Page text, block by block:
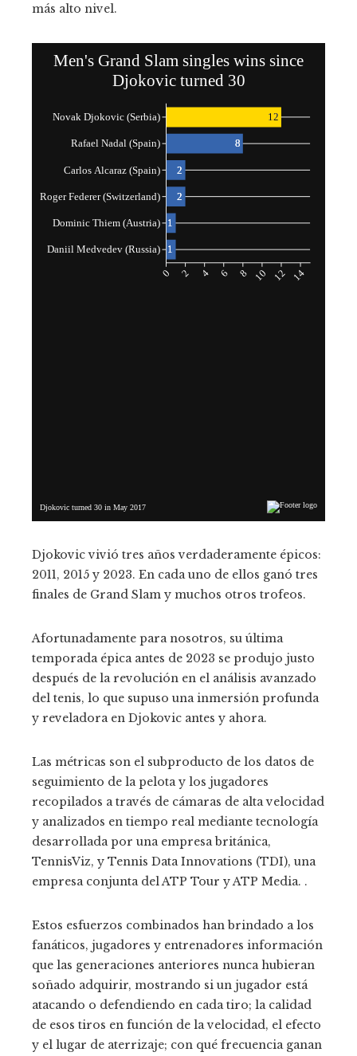
más alto nivel.
Djokovic vivió tres años verdaderamente épicos:
2011, 2015 y 2023. En cada uno de ellos ganó tres
finales de Grand Slam y muchos otros trofeos.
Afortunadamente para nosotros, su última
temporada épica antes de 2023 se produjo justo
después de la revolución en el análisis avanzado
del tenis, lo que supuso una inmersión profunda
y reveladora en Djokovic antes y ahora.
Las métricas son el subproducto de los datos de
seguimiento de la pelota y los jugadores
recopilados a través de cámaras de alta velocidad
y analizados en tiempo real mediante tecnología
desarrollada por una empresa británica,
TennisViz, y Tennis Data Innovations (TDI), una
empresa conjunta del ATP Tour y ATP Media. .
Estos esfuerzos combinados han brindado a los
fanáticos, jugadores y entrenadores información
que las generaciones anteriores nunca hubieran
soñado adquirir, mostrando si un jugador está
atacando o defendiendo en cada tiro; la calidad
de esos tiros en función de la velocidad, el efecto
y el lugar de aterrizaje; con qué frecuencia ganan